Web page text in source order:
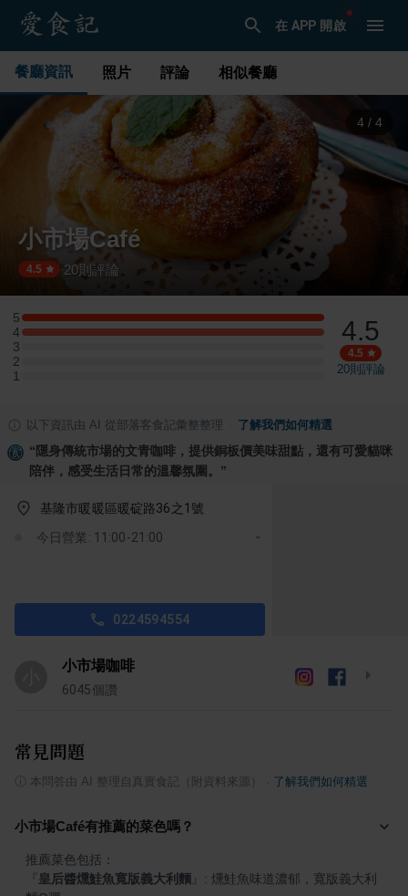
在 APP 開啟
餐廳資訊 照片 評論 相似餐廳
1 / 4
小市場Café
4.5 ·20則評論
5
5 星：1 則評論
4
4 星：1 則評論
3
3 星：0 則評論
2
2 星：0 則評論
1
1 星：0 則評論
4.5
4.5
20則評論
以下資訊由 AI 從部落客食記彙整整理 了解我們如何精選
“隱身傳統市場的文青咖啡，提供銅板價美味甜點，還有可愛貓咪
陪伴，感受生活日常的溫馨氛圍。 ”
基隆市暖暖區暖碇路36之1號
今日營業: 11:00-21:00
0224594554
小市場咖啡
6045個讚
常見問題
本問答由 AI 整理自真實食記（附資料來源） 了解我們如何精選
小市場Café有推薦的菜色嗎？
皇后醬燻鮭魚寬版義大利麵
: 燻鮭魚味道濃郁，寬版義大利